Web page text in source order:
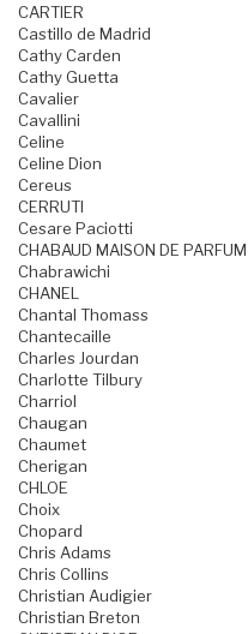
CARTIER
Castillo de Madrid
Cathy Carden
Cathy Guetta
Cavalier
Cavallini
Celine
Celine Dion
Cereus
CERRUTI
Cesare Paciotti
CHABAUD MAISON DE PARFUM
Chabrawichi
CHANEL
Chantal Thomass
Chantecaille
Charles Jourdan
Charlotte Tilbury
Charriol
Chaugan
Chaumet
Cherigan
CHLOE
Choix
Chopard
Chris Adams
Chris Collins
Christian Audigier
Christian Breton